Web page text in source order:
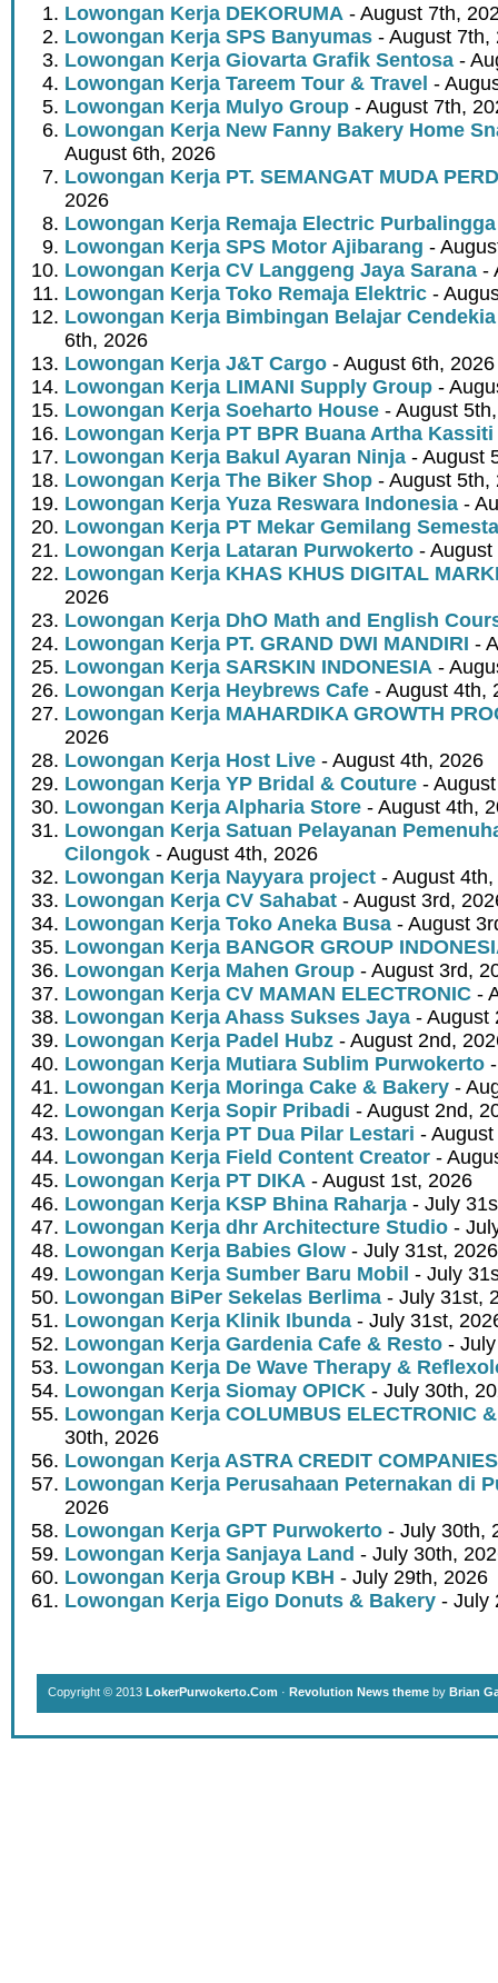
Lowongan Kerja DEKORUMA - August 7th,
Lowongan Kerja SPS Banyumas - August 7th,
Lowongan Kerja Giovarta Grafik Sentosa -
Lowongan Kerja Tareem Tour & Travel -
Lowongan Kerja Mulyo Group - August 7th,
Lowongan Kerja New Fanny Bakery Home
August 6th, 2026
Lowongan Kerja PT. SEMANGAT MUDA
2026
Lowongan Kerja Remaja Electric Purbalingga
Lowongan Kerja SPS Motor Ajibarang -
Lowongan Kerja CV Langgeng Jaya Sarana -
Lowongan Kerja Toko Remaja Elektric -
Lowongan Kerja Bimbingan Belajar
6th, 2026
Lowongan Kerja J&T Cargo - August 6th, 2026
Lowongan Kerja LIMANI Supply Group -
Lowongan Kerja Soeharto House - August
Lowongan Kerja PT BPR Buana Artha Kassiti
Lowongan Kerja Bakul Ayaran Ninja - August
Lowongan Kerja The Biker Shop - August 5th,
Lowongan Kerja Yuza Reswara Indonesia -
Lowongan Kerja PT Mekar Gemilang Semesta
Lowongan Kerja Lataran Purwokerto -
Lowongan Kerja KHAS KHUS DIGITAL
2026
Lowongan Kerja DhO Math and English
Lowongan Kerja PT. GRAND DWI MANDIRI -
Lowongan Kerja SARSKIN INDONESIA -
Lowongan Kerja Heybrews Cafe - August 4th,
Lowongan Kerja MAHARDIKA GROWTH
2026
Lowongan Kerja Host Live - August 4th, 2026
Lowongan Kerja YP Bridal & Couture -
Lowongan Kerja Alpharia Store - August 4th,
Lowongan Kerja Satuan Pelayanan
Cilongok - August 4th, 2026
Lowongan Kerja Nayyara project - August
Lowongan Kerja CV Sahabat - August 3rd,
Lowongan Kerja Toko Aneka Busa - August
Lowongan Kerja BANGOR GROUP
Lowongan Kerja Mahen Group - August 3rd,
Lowongan Kerja CV MAMAN ELECTRONIC -
Lowongan Kerja Ahass Sukses Jaya - August
Lowongan Kerja Padel Hubz - August 2nd,
Lowongan Kerja Mutiara Sublim Purwokerto
Lowongan Kerja Moringa Cake & Bakery -
Lowongan Kerja Sopir Pribadi - August 2nd,
Lowongan Kerja PT Dua Pilar Lestari -
Lowongan Kerja Field Content Creator -
Lowongan Kerja PT DIKA - August 1st, 2026
Lowongan Kerja KSP Bhina Raharja - July
Lowongan Kerja dhr Architecture Studio -
Lowongan Kerja Babies Glow - July 31st, 2026
Lowongan Kerja Sumber Baru Mobil - July
Lowongan BiPer Sekelas Berlima - July 31st,
Lowongan Kerja Klinik Ibunda - July 31st,
Lowongan Kerja Gardenia Cafe & Resto -
Lowongan Kerja De Wave Therapy &
Lowongan Kerja Siomay OPICK - July 30th,
Lowongan Kerja COLUMBUS ELECTRONIC
30th, 2026
Lowongan Kerja ASTRA CREDIT COMPANIES
Lowongan Kerja Perusahaan Peternakan di
2026
Lowongan Kerja GPT Purwokerto - July 30th,
Lowongan Kerja Sanjaya Land - July 30th,
Lowongan Kerja Group KBH - July 29th, 2026
Lowongan Kerja Eigo Donuts & Bakery - July
Copyright © 2013 LokerPurwokerto.Com · Revolution News theme by Brian